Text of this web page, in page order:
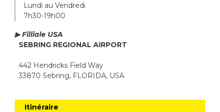
Lundi au Vendredi
7h30-19h00
▶ Filliale USA
SEBRING REGIONAL AIRPORT
442 Hendricks Field Way
33870 Sebring, FLORIDA, USA
Itinéraire